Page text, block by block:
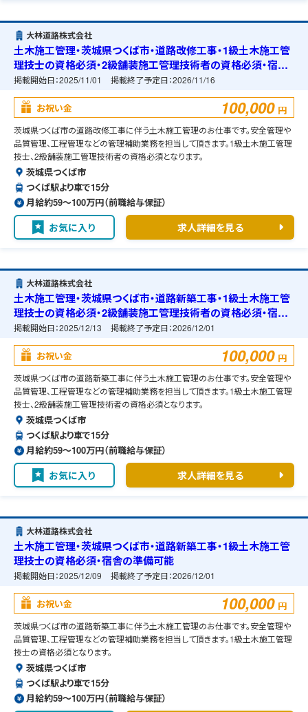
大林道路株式会社
土木施工管理・茨城県つくば市・道路改修工事・1級土木施工管
理技士の資格必須・2級舗装施工管理技術者の資格必須・宿舎
の準備可能
掲載開始日：2025/11/01 掲載終了予定日：2026/11/16
お祝い金 100,000 円
茨城県つくば市の道路改修工事に伴う土木施工管理のお仕事です。安全管理や
品質管理、工程管理などの管理補助業務を担当して頂きます。1級土木施工管理
技士、2級舗装施工管理技術者の資格必須となります。
茨城県つくば市
つくば駅より車で15分
月給約59〜100万円（前職給与保証）
お気に入り 求人詳細を見る
大林道路株式会社
土木施工管理・茨城県つくば市・道路新築工事・1級土木施工管
理技士の資格必須・2級舗装施工管理技術者の資格必須・宿舎
の準備可能
掲載開始日：2025/12/13 掲載終了予定日：2026/12/01
お祝い金 100,000 円
茨城県つくば市の道路新築工事に伴う土木施工管理のお仕事です。安全管理や
品質管理、工程管理などの管理補助業務を担当して頂きます。1級土木施工管理
技士、2級舗装施工管理技術者の資格必須となります。
茨城県つくば市
つくば駅より車で15分
月給約59〜100万円（前職給与保証）
お気に入り 求人詳細を見る
大林道路株式会社
土木施工管理・茨城県つくば市・道路新築工事・1級土木施工管
理技士の資格必須・宿舎の準備可能
掲載開始日：2025/12/09 掲載終了予定日：2026/12/01
お祝い金 100,000 円
茨城県つくば市の道路新築工事に伴う土木施工管理のお仕事です。安全管理や
品質管理、工程管理などの管理補助業務を担当して頂きます。1級土木施工管理
技士の資格必須となります。
茨城県つくば市
つくば駅より車で15分
月給約59〜100万円（前職給与保証）